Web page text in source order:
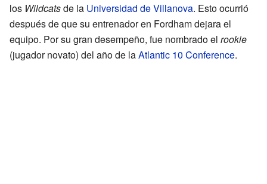
los Wildcatsde la Universidad de Villanova. Esto ocurrió
después de que su entrenador en Fordham dejara el
equipo. Por su gran desempeño, fue nombrado el rookie
(jugador novato) del año de laAtlantic 10 Conference.